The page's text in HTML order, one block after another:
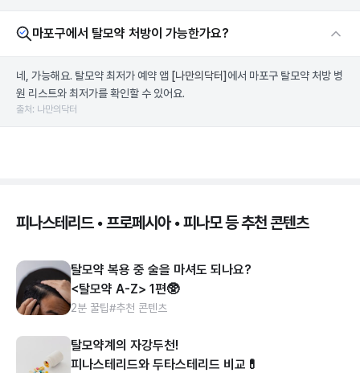
마포구에서 탈모약 처방이 가능한가요?
네, 가능해요. 탈모약 최저가 예약 앱 [나만의닥터] 에서 마포구 탈모약 처방 병
원 리스트와 최저가를 확인할 수 있어요.
출처: 나만의닥터
피나스테리드 • 프로페시아 • 피나모 등 추천 콘텐츠
탈모약 복용 중 술을 마셔도 되나요?
<탈모약 A-Z> 1편🥸
2분 꿀팁#추천 콘텐츠
탈모약계의 자강두천!
피나스테리드와 두타스테리드 비교💊